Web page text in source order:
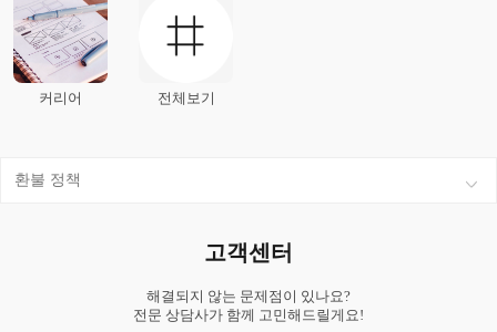
커리어 전체보기
환불 정책
고객센터
해결되지 않는 문제점이 있나요?
전문 상담사가 함께 고민해드릴게요!